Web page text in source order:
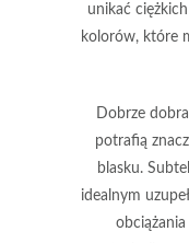
unikać
kolorów, które
Dobrze
potrafią
blasku.
idealnym